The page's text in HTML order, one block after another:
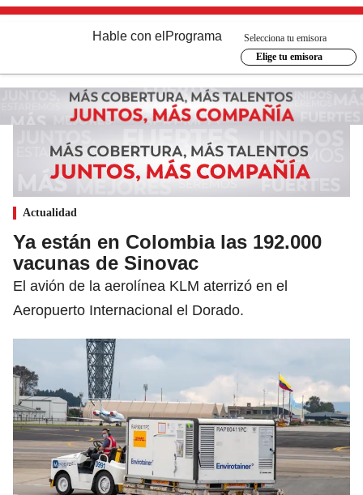
Hable con el Programa
Selecciona tu emisora
Elige tu emisora
Actualidad
Ya están en Colombia las 192.000
vacunas de Sinovac
El avión de la aerolínea KLM aterrizó en el
Aeropuerto Internacional el Dorado.